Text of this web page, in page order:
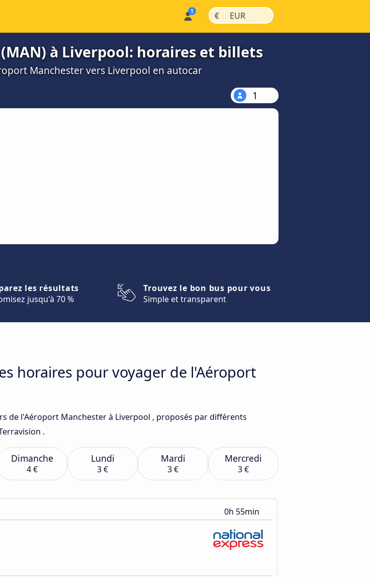
€ | EUR |
à Liverpool: horaires et billets
Manchester vers Liverpool en autocar
1
les résultats
jusqu'à 70 %
Trouvez le bon bus pour vous
Simple et transparent
horaires pour voyager de l'Aéroport
de l'Aéroport Manchester à Liverpool , proposés par différents
.
Dimanche
4 €
Lundi
3 €
Mardi
3 €
Mercredi
3 €
0h 55min